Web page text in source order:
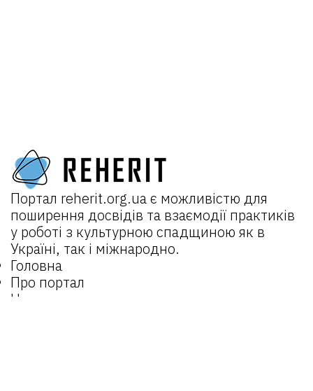
Портал reherit.org.uaє можливістю для
поширення досвідів та взаємодії практиків
у роботі з культурною спадщиною як в
Україні, так і міжнародно.
Головна
Про портал
Новини